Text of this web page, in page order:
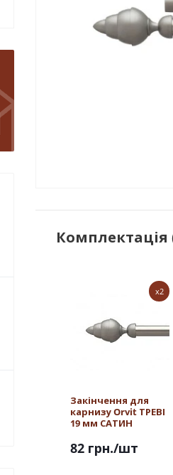
Комплектація
x2
Закінчення для
карнизу Orvit ТРЕВІ
19 мм САТИН
82 грн./шт